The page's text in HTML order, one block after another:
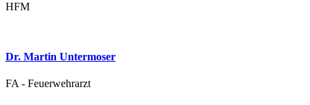
HFM
Dr. Martin Untermoser
FA - Feuerwehrarzt